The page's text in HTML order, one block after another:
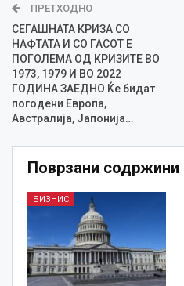
ПРЕТХОДНО
СЕГАШНАТА КРИЗА СО
НАФТАТА И СО ГАСОТ Е
ПОГОЛЕМА ОД КРИЗИТЕ ВО
1973, 1979 И ВО 2022
ГОДИНА ЗАЕДНО Ќе бидат
погодени Европа,
Австралија, Јапонија…
Поврзани содржини
БИЗНИС